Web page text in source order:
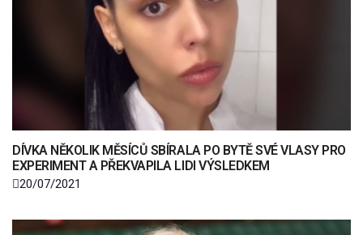
DÍVKA NĚKOLIK MĚSÍCŮ SBÍRALA PO BYTĚ SVÉ VLASY PRO
EXPERIMENT A PŘEKVAPILA LIDI VÝSLEDKEM
20/07/2021